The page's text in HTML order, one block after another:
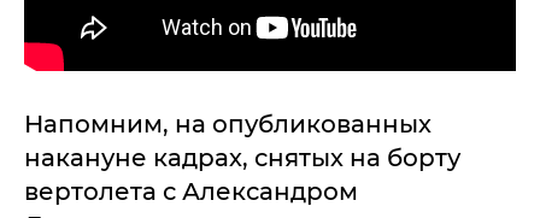
Напомним, на опубликованных
накануне кадрах, снятых на борту
вертолета с Александром